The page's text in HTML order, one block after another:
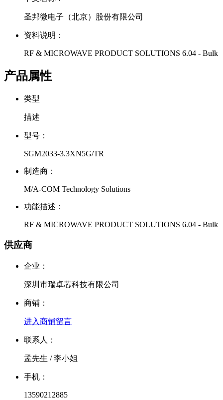
圣邦微电子（北京）股份有限公司
资料说明：
RF & MICROWAVE PRODUCT SOLUTIONS 6.04 - Bulk
产品属性
类型
描述
型号：
SGM2033-3.3XN5G/TR
制造商：
M/A-COM Technology Solutions
功能描述：
RF & MICROWAVE PRODUCT SOLUTIONS 6.04 - Bulk
供应商
企业：
深圳市瑞卓芯科技有限公司
商铺：
进入商铺留言
联系人：
孟先生 / 李小姐
手机：
13590212885